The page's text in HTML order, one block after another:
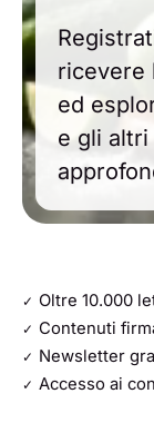
ricevere
ed
e gli
Oltre 10.000
Contenuti
Newsletter
Accesso ai